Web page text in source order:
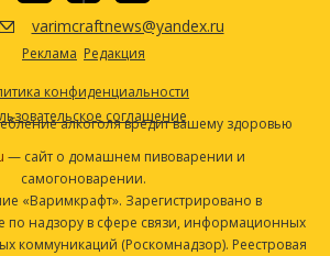
varimcraftnews@yandex.ru
Реклама Редакция
конфиденциальности
соглашение
алкоголя вредит вашему здоровью
— сайт о домашнем пивоварении и
самогоноварении.
«Варимкрафт». Зарегистрировано в
по надзору в сфере связи, информационных
коммуникаций (Роскомнадзор). Реестровая